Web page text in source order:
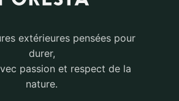
extérieures pensées pour
durer,
passion et respect de la
nature.